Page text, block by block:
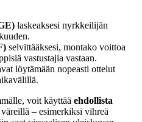
laskeaksesi nyrkkeilijän
selvittääksesi, montako voittoa
vastustajia vastaan.
löytämään nopeasti ottelut
voit käyttää ehdollista
– esimerkiksi vihreä